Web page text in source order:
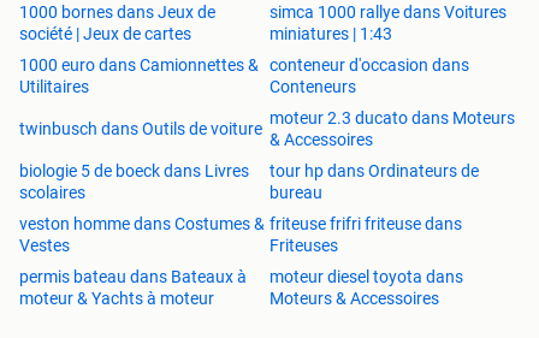
1000 bornes dans Jeux de
société | Jeux de cartes
simca 1000 rallye dans Voitures
miniatures | 1:43
1000 euro dans Camionnettes &
Utilitaires
conteneur d'occasion dans
Conteneurs
twinbusch dans Outils de voiture
moteur 2.3 ducato dans Moteurs
& Accessoires
biologie 5 de boeck dans Livres
scolaires
tour hp dans Ordinateurs de
bureau
veston homme dans Costumes &
Vestes
friteuse frifri friteuse dans
Friteuses
permis bateau dans Bateaux à
moteur & Yachts à moteur
moteur diesel toyota dans
Moteurs & Accessoires